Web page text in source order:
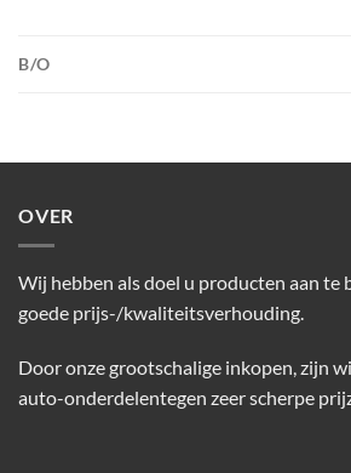
B/O
OVER
Wij hebben als doel u producten aan te
goede prijs-/kwaliteitsverhouding.
Door onze grootschalige inkopen, zijn
auto-onderdelentegen zeer scherpe